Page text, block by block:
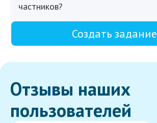
частников?
Создать задание
Отзывы наших
пользователей